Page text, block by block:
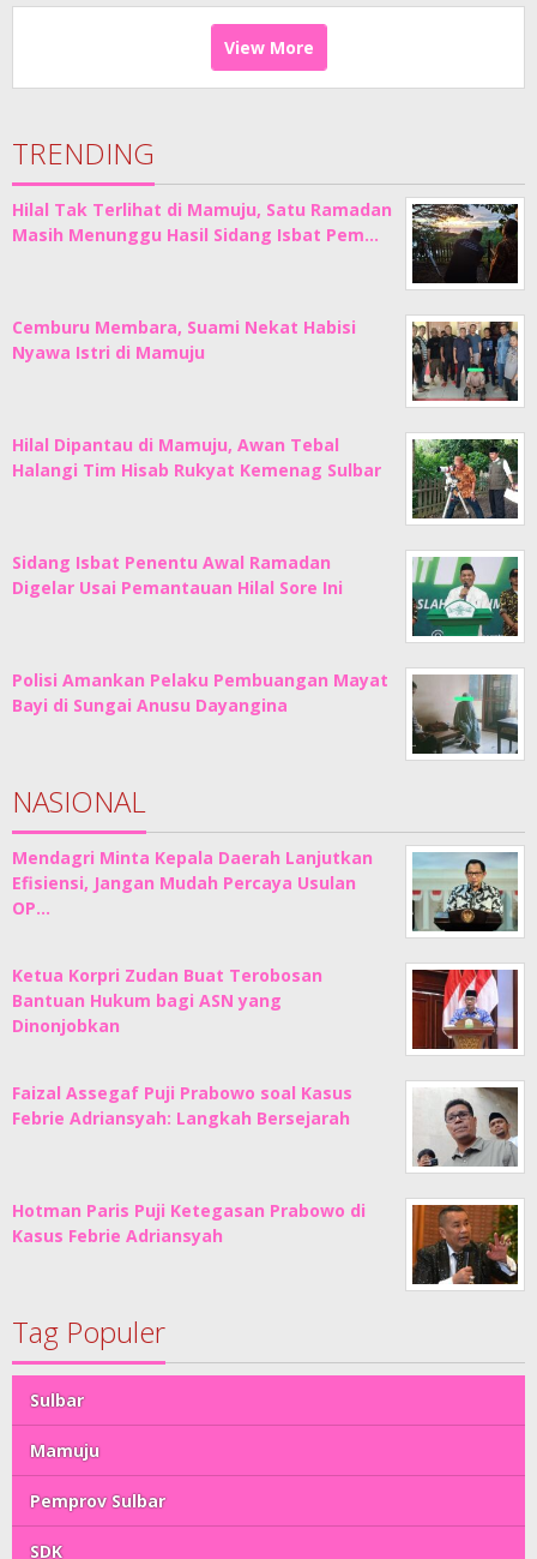
View More
TRENDING
Hilal Tak Terlihat di Mamuju, Satu Ramadan
Masih Menunggu Hasil Sidang Isbat Pem…
Cemburu Membara, Suami Nekat Habisi
Nyawa Istri di Mamuju
Hilal Dipantau di Mamuju, Awan Tebal
Halangi Tim Hisab Rukyat Kemenag Sulbar
Sidang Isbat Penentu Awal Ramadan
Digelar Usai Pemantauan Hilal Sore Ini
Polisi Amankan Pelaku Pembuangan Mayat
Bayi di Sungai Anusu Dayangina
NASIONAL
Mendagri Minta Kepala Daerah Lanjutkan
Efisiensi, Jangan Mudah Percaya Usulan
OP…
Ketua Korpri Zudan Buat Terobosan
Bantuan Hukum bagi ASN yang
Dinonjobkan
Faizal Assegaf Puji Prabowo soal Kasus
Febrie Adriansyah: Langkah Bersejarah
Hotman Paris Puji Ketegasan Prabowo di
Kasus Febrie Adriansyah
Tag Populer
Sulbar
Mamuju
Pemprov Sulbar
SDK